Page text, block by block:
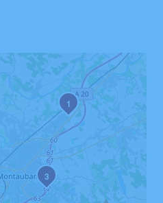
1
3